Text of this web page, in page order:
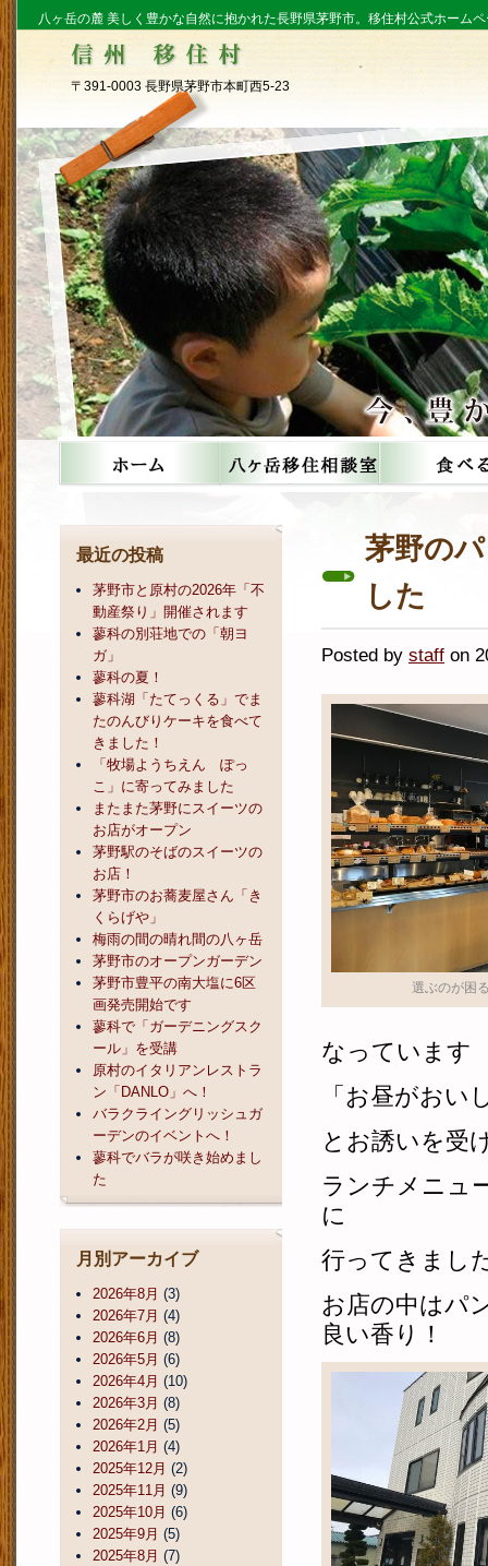
八ヶ岳の麓 美しく豊かな自然に抱かれた長野県茅野市。移住村公式ホーム
〒391-0003 長野県茅野市本町西5-23
茅野の
した
Posted by staff on
選ぶのが困
なっています
「お昼がおい
とお誘いを受
ランチメニュ
に
行ってきまし
お店の中はパ
良い香り！
最近の投稿
茅野市と原村の2026年「不
動産祭り」開催されます
蓼科の別荘地での「朝ヨ
ガ」
蓼科の夏！
蓼科湖「たてっくる」でま
たのんびりケーキを食べて
きました！
「牧場ようちえん ぽっ
こ」に寄ってみました
またまた茅野にスイーツの
お店がオープン
茅野駅のそばのスイーツの
お店！
茅野市のお蕎麦屋さん「き
くらげや」
梅雨の間の晴れ間の八ヶ岳
茅野市のオープンガーデン
茅野市豊平の南大塩に6区
画発売開始です
蓼科で「ガーデニングスク
ール」を受講
原村のイタリアンレストラ
ン「DANLO」へ！
バラクライングリッシュガ
ーデンのイベントへ！
蓼科でバラが咲き始めまし
た
月別アーカイブ
2026年8月 (3)
2026年7月 (4)
2026年6月 (8)
2026年5月 (6)
2026年4月 (10)
2026年3月 (8)
2026年2月 (5)
2026年1月 (4)
2025年12月 (2)
2025年11月 (9)
2025年10月 (6)
2025年9月 (5)
2025年8月 (7)